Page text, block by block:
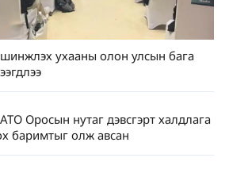
ухааны олон улсын бага
Оросын нутаг дэвсгэрт халдлага
баримтыг олж авсан